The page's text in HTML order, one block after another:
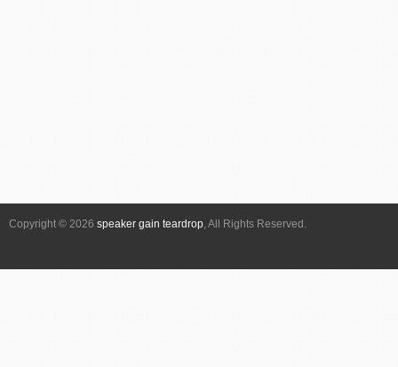
Copyright © 2026 speaker gain teardrop, All Rights Reserved.